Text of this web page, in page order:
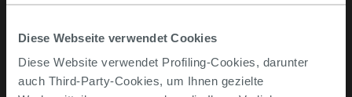
Diese Webseite verwendet Cookies
Diese Website verwendet Profiling-Cookies, darunter
auch Third-Party-Cookies, um Ihnen gezielte
Musterstücke
Bestellen Sie mit uns
Wie man online kauft
Lieferzeiten und -kosten